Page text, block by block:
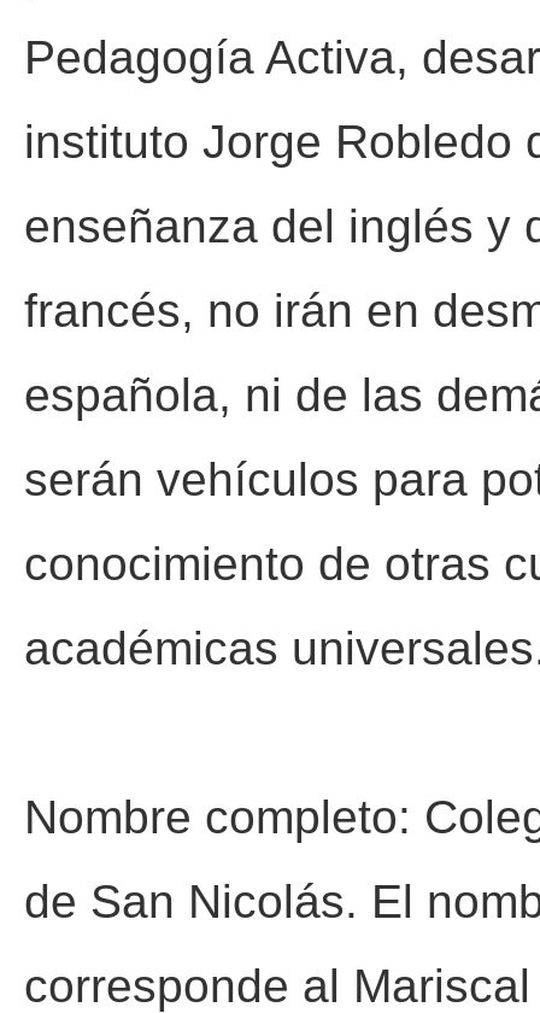
Pedagogía Activa,
instituto Jorge Robledo
enseñanza del inglés y
francés, no irán en
española, ni de las
serán vehículos para
conocimiento de otras
académicas
Nombre completo:
de San Nicolás. El
corresponde al